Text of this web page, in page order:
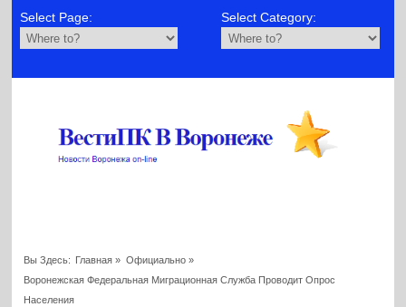
Select Page: Select Category:
Вы Здесь: Главная » Официально»
Воронежская Федеральная Миграционная Служба Проводит Опрос
Населения